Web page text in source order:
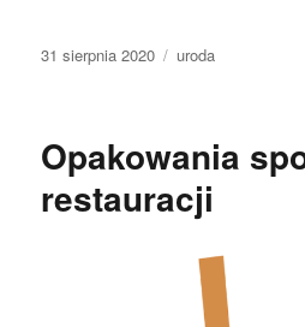
Data
31 sierpnia 2020 Kategorie
uroda
Opakowania
restauracji